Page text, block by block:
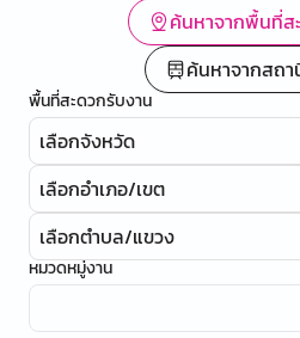
ค้นหาจากพื้นที่ส
ค้นหาจากสถ
พื้นที่สะดวกรับงาน
เลือกจังหวัด
เลือกอำเภอ/เขต
เลือกตำบล/แขวง
หมวดหมู่งาน